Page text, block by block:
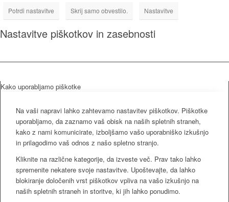
Potrdi nastavitve Skrij samo obvestilo. Nastavitve
Nastavitve piškotkov in zasebnosti
Kako uporabljamo piškotke
Na vaši napravi lahko zahtevamo nastavitev piškotkov. Piškotke
uporabljamo, da zaznamo vaš obisk na naših spletnih straneh,
kako z nami komunicirate, izboljšamo vašo uporabniško izkušnjo
in prilagodimo vaš odnos z našo spletno stranjo.
Kliknite na različne kategorije, da izveste več. Prav tako lahko
spremenite nekatere svoje nastavitve. Upoštevajte, da lahko
blokiranje določenih vrst piškotkov vpliva na vašo izkušnjo na
naših spletnih straneh in storitve, ki jih lahko ponudimo.